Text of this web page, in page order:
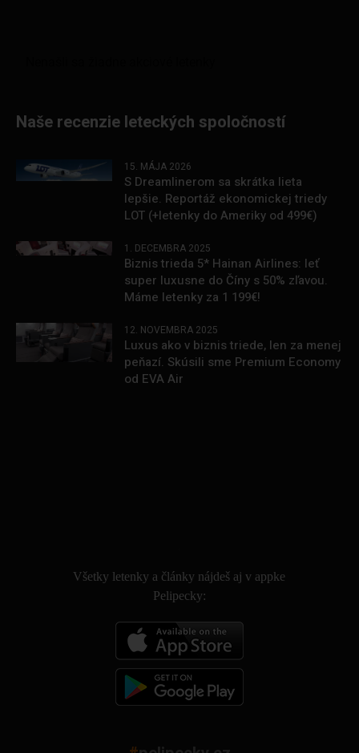
Naše recenzie leteckých spoločností
15. MÁJA 2026
S Dreamlinerom sa skrátka lieta
lepšie. Reportáž ekonomickej triedy
LOT (+letenky do Ameriky od 499€)
1. DECEMBRA 2025
Biznis trieda 5* Hainan Airlines: leť
super luxusne do Číny s 50% zľavou.
Máme letenky za 1 199€!
12. NOVEMBRA 2025
Luxus ako v biznis triede, len za menej
peňazí. Skúsili sme Premium Economy
od EVA Air
Všetky letenky a články nájdeš aj v appke
Pelipecky: